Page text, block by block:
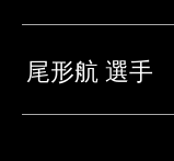
尾形航 選手